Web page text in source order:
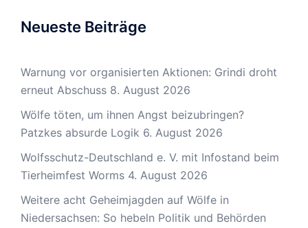
Neueste Beiträge
Warnung vor organisierten Aktionen: Grindi droht
erneut Abschuss 8. August 2026
Wölfe töten, um ihnen Angst beizubringen?
Patzkes absurde Logik 6. August 2026
Wolfsschutz-Deutschland e. V. mit Infostand beim
Tierheimfest Worms 4. August 2026
Weitere acht Geheimjagden auf Wölfe in
Niedersachsen: So hebeln Politik und Behörden